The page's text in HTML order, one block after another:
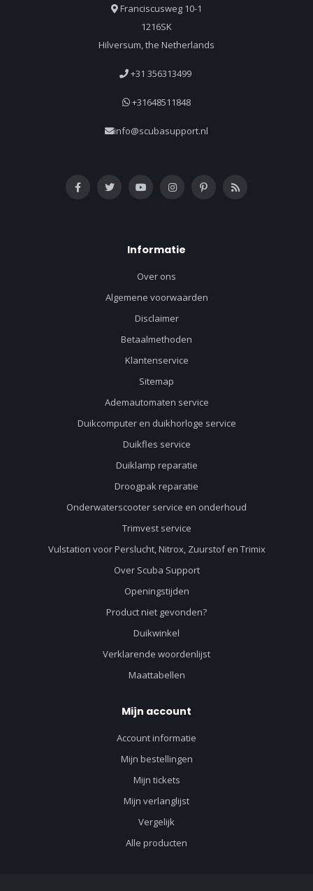
Franciscusweg 10-1
1216SK
Hilversum, the Netherlands
+31 356313499
+31648511848
info@scubasupport.nl
Informatie
Over ons
Algemene voorwaarden
Disclaimer
Betaalmethoden
Klantenservice
Sitemap
Ademautomaten service
Duikcomputer en duikhorloge service
Duikfles service
Duiklamp reparatie
Droogpak reparatie
Onderwaterscooter service en onderhoud
Trimvest service
Vulstation voor Perslucht, Nitrox, Zuurstof en Trimix
Over Scuba Support
Openingstijden
Product niet gevonden?
Duikwinkel
Verklarende woordenlijst
Maattabellen
Mijn account
Account informatie
Mijn bestellingen
Mijn tickets
Mijn verlanglijst
Vergelijk
Alle producten